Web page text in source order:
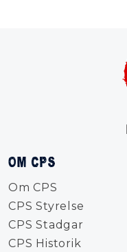
OM CPS
Om CPS
CPS Styrelse
CPS Stadgar
CPS Historik